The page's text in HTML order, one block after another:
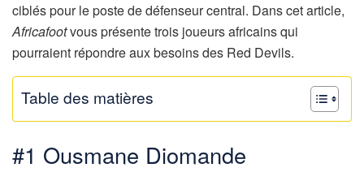
ciblés pour le poste de défenseur central. Dans cet article,
Africafootvous présente trois joueurs africains qui
pourraient répondre aux besoins des Red Devils.
Table des matières
#1 Ousmane Diomande